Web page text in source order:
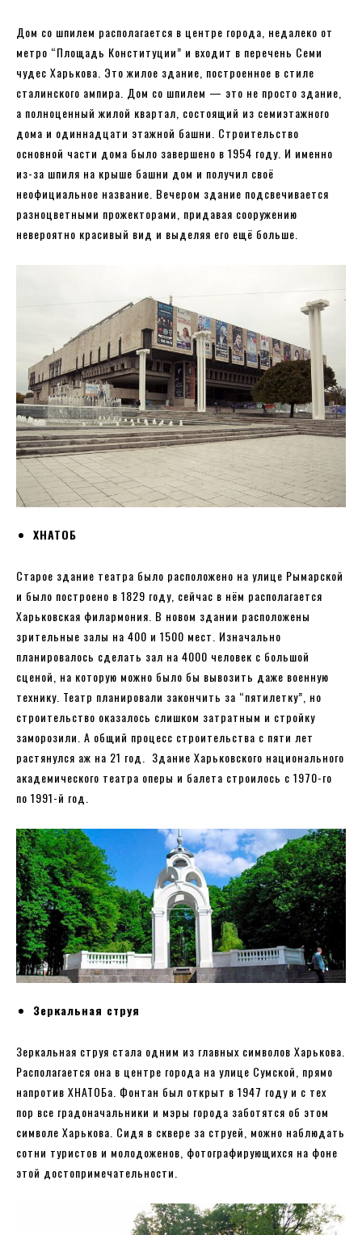
Дом со шпилем располагается в центре города, недалеко от
метро “Площадь Конституции” и входит в перечень Семи
чудес Харькова. Это жилое здание, построенное в стиле
сталинского ампира. Дом со шпилем — это не просто здание,
а полноценный жилой квартал, состоящий из семиэтажного
дома и одиннадцати этажной башни. Строительство
основной части дома было завершено в 1954 году. И именно
из-за шпиля на крыше башни дом и получил своё
неофициальное название. Вечером здание подсвечивается
разноцветными прожекторами, придавая сооружению
невероятно красивый вид и выделяя его ещё больше.
ХНАТОБ
Старое здание театра было расположено на улице Рымарской
и было построено в 1829 году, сейчас в нём располагается
Харьковская филармония. В новом здании расположены
зрительные залы на 400 и 1500 мест. Изначально
планировалось сделать зал на 4000 человек с большой
сценой, на которую можно было бы вывозить даже военную
технику. Театр планировали закончить за “пятилетку”, но
строительство оказалось слишком затратным и стройку
заморозили. А общий процесс строительства с пяти лет
растянулся аж на 21 год. Здание Харьковского национального
академического театра оперы и балета строилось с 1970-го
по 1991-й год.
Зеркальная струя
Зеркальная струя стала одним из главных символов Харькова.
Располагается она в центре города на улице Сумской, прямо
напротив ХНАТОБа. Фонтан был открыт в 1947 году и с тех
пор все градоначальники и мэры города заботятся об этом
символе Харькова. Сидя в сквере за струей, можно наблюдать
сотни туристов и молодоженов, фотографирующихся на фоне
этой достопримечательности.